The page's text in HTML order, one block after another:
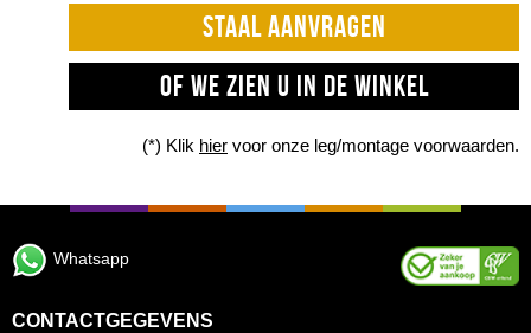
STAAL AANVRAGEN
OF WE ZIEN U IN DE WINKEL
(*) Klik hier voor onze leg/montage voorwaarden.
Whatsapp
CONTACTGEGEVENS